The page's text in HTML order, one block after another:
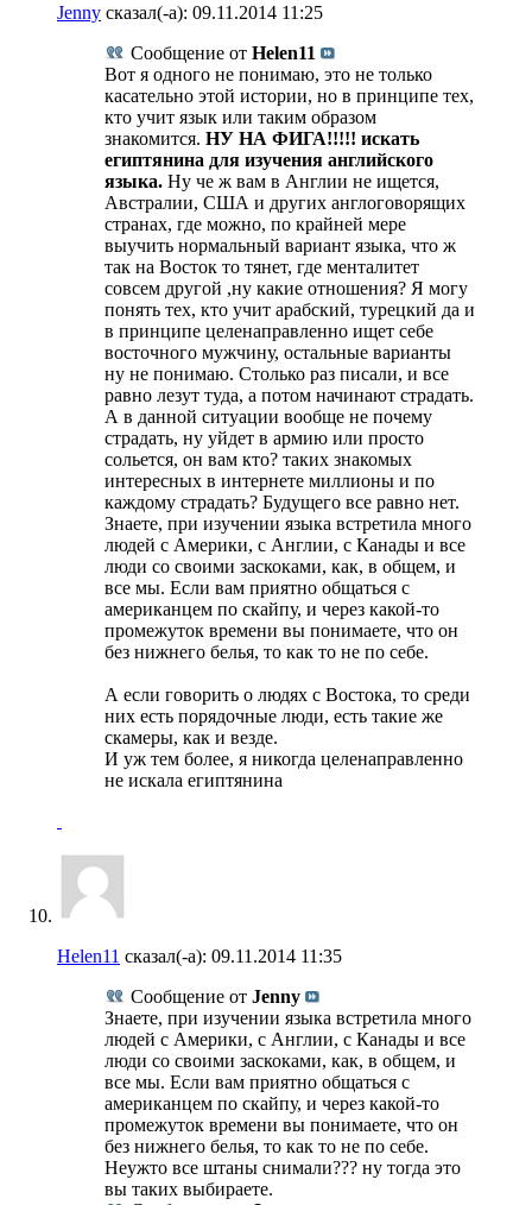
Jenny сказал(-а): 09.11.2014 11:25
Сообщение от Helen11
Вот я одного не понимаю, это не только
касательно этой истории, но в принципе тех,
кто учит язык или таким образом
знакомится. НУ НА ФИГА!!!!! искать
египтянина для изучения английского
языка. Ну че ж вам в Англии не ищется,
Австралии, США и других англоговорящих
странах, где можно, по крайней мере
выучить нормальный вариант языка, что ж
так на Восток то тянет, где менталитет
совсем другой ,ну какие отношения? Я могу
понять тех, кто учит арабский, турецкий да и
в принципе целенаправленно ищет себе
восточного мужчину, остальные варианты
ну не понимаю. Столько раз писали, и все
равно лезут туда, а потом начинают страдать.
А в данной ситуации вообще не почему
страдать, ну уйдет в армию или просто
сольется, он вам кто? таких знакомых
интересных в интернете миллионы и по
каждому страдать? Будущего все равно нет.
Знаете, при изучении языка встретила много
людей с Америки, с Англии, с Канады и все
люди со своими заскоками, как, в общем, и
все мы. Если вам приятно общаться с
американцем по скайпу, и через какой-то
промежуток времени вы понимаете, что он
без нижнего белья, то как то не по себе.
А если говорить о людях с Востока, то среди
них есть порядочные люди, есть такие же
скамеры, как и везде.
И уж тем более, я никогда целенаправленно
не искала египтянина
Helen11 сказал(-а): 09.11.2014 11:35
Сообщение от Jenny
Знаете, при изучении языка встретила много
людей с Америки, с Англии, с Канады и все
люди со своими заскоками, как, в общем, и
все мы. Если вам приятно общаться с
американцем по скайпу, и через какой-то
промежуток времени вы понимаете, что он
без нижнего белья, то как то не по себе.
Неужто все штаны снимали??? ну тогда это
вы таких выбираете.